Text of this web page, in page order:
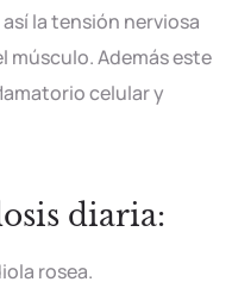
la tensión nerviosa
músculo. Además este
celular y
diaria:
rosea.